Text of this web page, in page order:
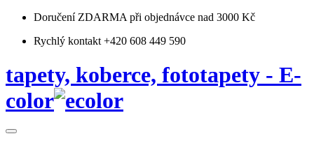
Doručení ZDARMA při objednávce nad 3000 Kč
Rychlý kontakt +420 608 449 590
tapety, koberce, fototapety - E-
color